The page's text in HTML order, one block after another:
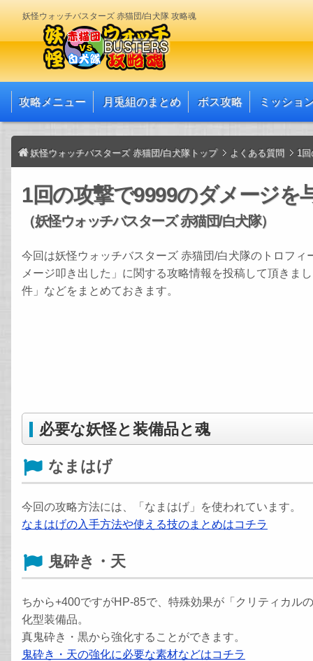
妖怪ウォッチバスターズ 赤猫団/白犬隊 攻略魂
攻略メニュー 月兎組のまとめ ボス攻略 ミッショ
妖怪ウォッチバスターズ 赤猫団/白犬隊トップ よくある質問 1回
1回の攻撃で9999のダメージを
（妖怪ウォッチバスターズ 赤猫団/白犬隊）
今回は妖怪ウォッチバスターズ 赤猫団/白犬隊のトロフ
メージ叩き出した」に関する攻略情報を投稿して頂きま
件」などをまとめておきます。
必要な妖怪と装備品と魂
なまはげ
今回の攻略方法には、「なまはげ」を使われています。
なまはげの入手方法や使える技のまとめはコチラ
鬼砕き・天
ちから+400ですがHP-85で、特殊効果が「クリティカ
化型装備品。
真鬼砕き・黒から強化することができます。
鬼砕き・天の強化に必要な素材などはコチラ